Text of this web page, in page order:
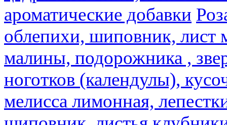
ароматические добавки
облепихи, шиповник, лист
малины, подорожника ,
ноготков (календулы),
мелисса лимонная,